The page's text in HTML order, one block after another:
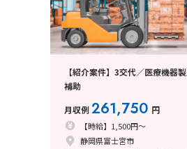
【紹介案件】3交代／医療機器
補助
月収例261,750 円
【時給】1,500円～
静岡県富士宮市